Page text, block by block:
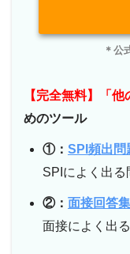
＊公
【完全無料】「他
めのツール
①： SPI頻出問
SPIによく出る
②： 面接回答
面接によく出